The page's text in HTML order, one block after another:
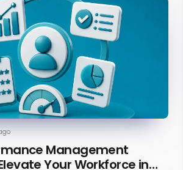
Management
Your Workforce in